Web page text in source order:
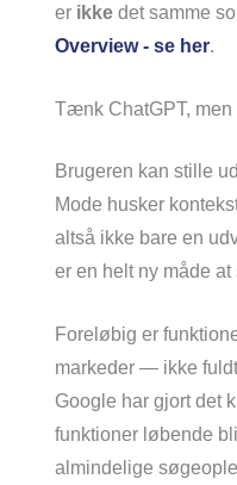
er ikke det samme
Overview - se her.
Tænk ChatGPT,
Brugeren kan stille
Mode husker
altså ikke bare en
er en helt ny måde at
Foreløbig er
markeder — ikke
Google har gjort det
funktioner løbende
almindelige